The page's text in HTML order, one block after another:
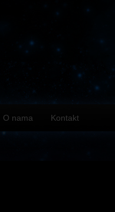
O nama Kontakt